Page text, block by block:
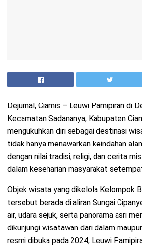
Dejurnal, Ciamis – Leuwi Pamipiran di
Kecamatan Sadananya, Kabupaten
mengukuhkan diri sebagai destinasi
tidak hanya menawarkan keindahan
dengan nilai tradisi, religi, dan cerita
dalam keseharian masyarakat
Objek wisata yang dikelola Kelompok
tersebut berada di aliran Sungai
air, udara sejuk, serta panorama asri
dikunjungi wisatawan dari dalam
resmi dibuka pada 2024, Leuwi